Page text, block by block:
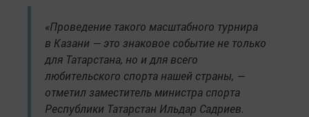
«Проведение такого масштабного турнира
в Казани — это знаковое событие не только
для Татарстана, но и для всего
любительского спорта нашей страны, —
отметил заместитель министра спорта
Республики Татарстан Ильдар Садриев.